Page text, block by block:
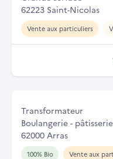
62223 Saint-Nicolas
Vente aux particuliers
Transformateur
Boulangerie - pâtisserie
62000 Arras
100% Bio Vente aux